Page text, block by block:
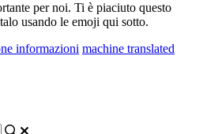
per noi. Ti è piaciuto questo
usando le emoji qui sotto.
informazioni machine translated